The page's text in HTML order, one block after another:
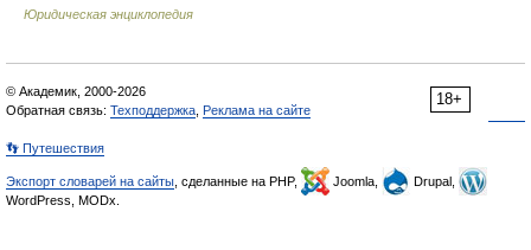
Юридическая энциклопедия
18+
© Академик, 2000-2026
Обратная связь: Техподдержка Реклама на сайте
👣 Путешествия
Экспорт словарей на сайты , сделанные на PHP, Joomla,
Drupal,
WordPress, MODx.